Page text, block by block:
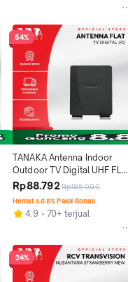
54%
TANAKA Antenna Indoor
Outdoor TV Digital UHF FLAT
Bonus Kabel Gain Tinggi Full
HD Garansi Resmi 1 Tahun
Rp88.792Rp195.000
Hemat s.d 8% Pakai Bonus
4.9 70+ terjual
24%